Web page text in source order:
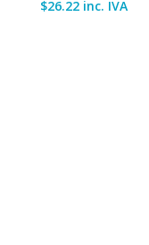
$26.22 inc. IVA